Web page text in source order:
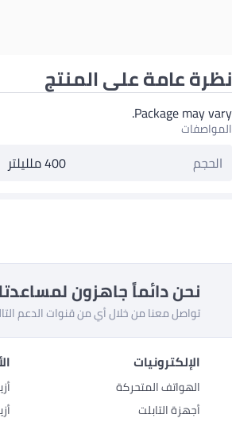
نظرة عامة على المنتج
Package may vary.
المواصفات
الحجم 400 ملليلتر
نحن دائماً جاهزون
تواصل معنا من خلال أي من قنوات الدعم
الإلكترونيات
الهواتف المتحركة
أجهزة التابلت